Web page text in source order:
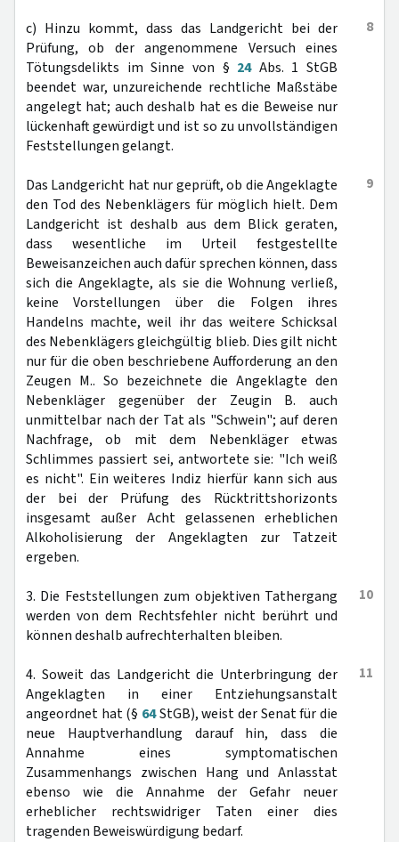
8
c) Hinzu kommt, dass das Landgericht bei der
Prüfung, ob der angenommene Versuch eines
Tötungsdelikts im Sinne von § 24Abs. 1 StGB
beendet war, unzureichende rechtliche Maßstäbe
angelegt hat; auch deshalb hat es die Beweise nur
lückenhaft gewürdigt und ist so zu unvollständigen
Feststellungen gelangt.
9
Das Landgericht hat nur geprüft, ob die Angeklagte
den Tod des Nebenklägers für möglich hielt. Dem
Landgericht ist deshalb aus dem Blick geraten,
dass wesentliche im Urteil festgestellte
Beweisanzeichen auch dafür sprechen können, dass
sich die Angeklagte, als sie die Wohnung verließ,
keine Vorstellungen über die Folgen ihres
Handelns machte, weil ihr das weitere Schicksal
des Nebenklägers gleichgültig blieb. Dies gilt nicht
nur für die oben beschriebene Aufforderung an den
Zeugen M.. So bezeichnete die Angeklagte den
Nebenkläger gegenüber der Zeugin B. auch
unmittelbar nach der Tat als "Schwein"; auf deren
Nachfrage, ob mit dem Nebenkläger etwas
Schlimmes passiert sei, antwortete sie: "Ich weiß
es nicht". Ein weiteres Indiz hierfür kann sich aus
der bei der Prüfung des Rücktrittshorizonts
insgesamt außer Acht gelassenen erheblichen
Alkoholisierung der Angeklagten zur Tatzeit
ergeben.
10
3. Die Feststellungen zum objektiven Tathergang
werden von dem Rechtsfehler nicht berührt und
können deshalb aufrechterhalten bleiben.
11
4. Soweit das Landgericht die Unterbringung der
Angeklagten in einer Entziehungsanstalt
angeordnet hat (§ 64StGB), weist der Senat für die
neue Hauptverhandlung darauf hin, dass die
Annahme eines symptomatischen
Zusammenhangs zwischen Hang und Anlasstat
ebenso wie die Annahme der Gefahr neuer
erheblicher rechtswidriger Taten einer dies
tragenden Beweiswürdigung bedarf.